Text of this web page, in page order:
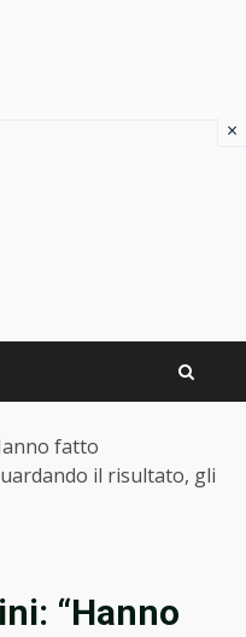
fatto
il risultato, gli
“Hanno
×